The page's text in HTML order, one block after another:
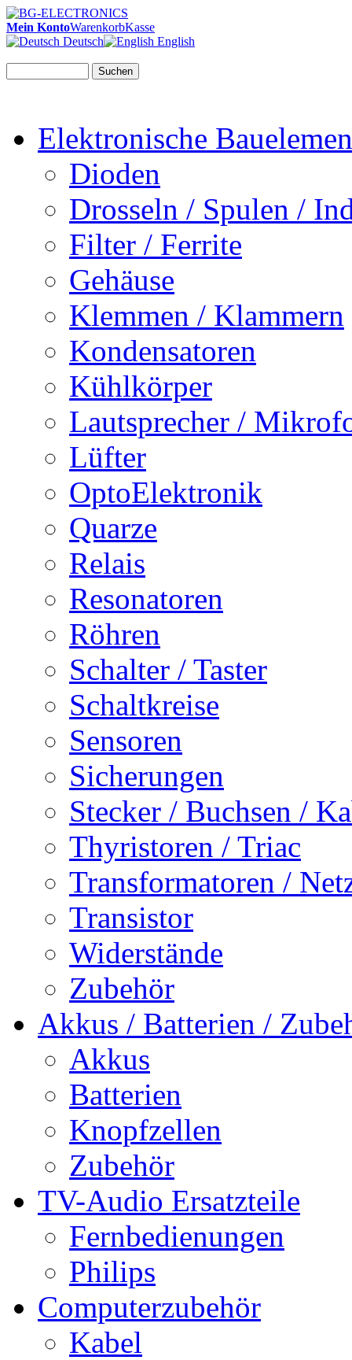
Mein KontoWarenkorbKasse
Deutsch
English
Suchen
Elektronische
Dioden
Drosseln / Spulen /
Filter / Ferrite
Gehäuse
Klemmen / Klammern
Kondensatoren
Kühlkörper
Lautsprecher /
Lüfter
OptoElektronik
Quarze
Relais
Resonatoren
Röhren
Schalter / Taster
Schaltkreise
Sensoren
Sicherungen
Stecker / Buchsen /
Thyristoren / Triac
Transformatoren /
Transistor
Widerstände
Zubehör
Akkus / Batterien /
Akkus
Batterien
Knopfzellen
Zubehör
TV-Audio Ersatzteile
Fernbedienungen
Philips
Computerzubehör
Kabel